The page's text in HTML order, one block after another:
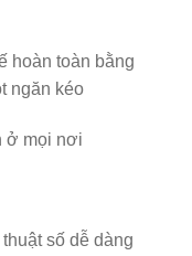
hoàn toàn bằng
ngăn kéo
ở mọi nơi
số dễ dàng